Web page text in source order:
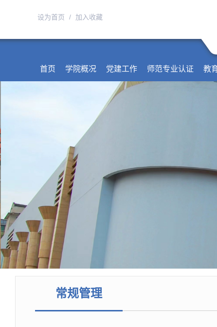
设为首页 / 加入收藏
首页 学院概况 党建工作 师范专业认证 教
常规管理